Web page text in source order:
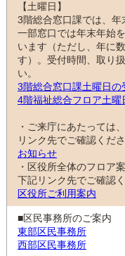
【土曜日】
3階総合窓口課では、
一部窓口では年末年始
います（ただし、年に
す）。受付時間、取り
い。
3階総合窓口課土曜日の
4階福祉総合フロア土曜
・ご来庁にあたっては
リンク先でご確認くださ
お知らせ
・区役所全体のフロア
下記リンク先でご確認く
区役所ご利用案内
■区民事務所のご案内
東部区民事務所
西部区民事務所